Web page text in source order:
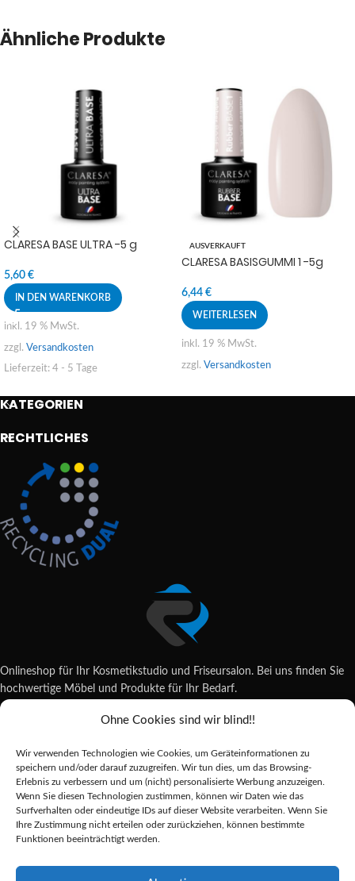
Ohne Cookies sind wir blind!!
Wir verwenden Technologien wie Cookies, um Geräteinformationen zu
speichern und/oder darauf zuzugreifen. Wir tun dies, um das Browsing-
Erlebnis zu verbessern und um (nicht) personalisierte Werbung anzuzeigen.
Wenn Sie diesen Technologien zustimmen, können wir Daten wie das
Surfverhalten oder eindeutige IDs auf dieser Website verarbeiten. Wenn Sie
Ihre Zustimmung nicht erteilen oder zurückziehen, können bestimmte
Funktionen beeinträchtigt werden.
Ähnliche Produkte
CLARESA BASE ULTRA -5 g
5,60 €
IN DEN WARENKORB
inkl. 19 % MwSt.
zzgl. Versandkosten
Lieferzeit: 4 - 5 Tage
AUSVERKAUFT
CLARESA BASISGUMMI 1 -5g
6,44 €
WEITERLESEN
inkl. 19 % MwSt.
zzgl. Versandkosten
KATEGORIEN
RECHTLICHES
Onlineshop für Ihr Kosmetikstudio und Friseursalon. Bei uns finden Sie
hochwertige Möbel und Produkte für Ihr Bedarf.
Wildsachsener Str. 6, 65207 Wiesbaden
shop@reda-shop.de
REDA SHOP - Hochwertige Studio Ausstattung
2025.
Alle Preise inkl. der gesetzlichen MwSt.
Die durchgestrichenen Preise entsprechen dem bisherigen Preis in diesem